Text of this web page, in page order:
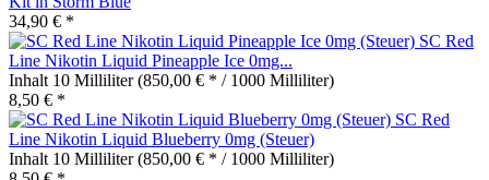
34,90 € *
SC Red
Line Nikotin Liquid Pineapple Ice 0mg...
Inhalt 10 Milliliter(850,00 € * / 1000 Milliliter)
8,50 € *
SC Red
Line Nikotin Liquid Blueberry 0mg (Steuer)
Inhalt 10 Milliliter(850,00 € * / 1000 Milliliter)